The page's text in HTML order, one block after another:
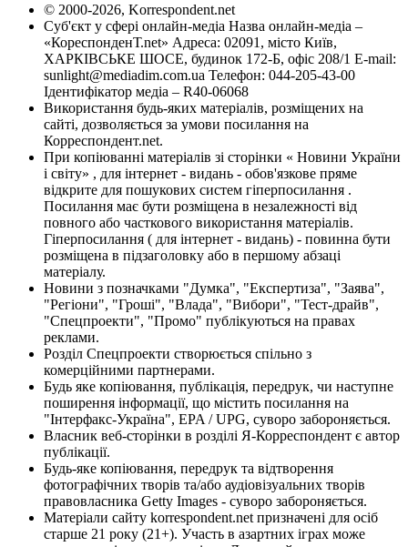
© 2000-2026, Korrespondent.net
Суб'єкт у сфері онлайн-медіа Назва онлайн-медіа –
«КореспонденТ.net» Адреса: 02091, місто Київ,
ХАРКІВСЬКЕ ШОСЕ, будинок 172-Б, офіс 208/1 E-mail:
sunlight@mediadim.com.ua Телефон: 044-205-43-00
Ідентифікатор медіа – R40-06068
Використання будь-яких матеріалів, розміщених на
сайті, дозволяється за умови посилання на
Корреспондент.net.
При копіюванні матеріалів зі сторінки « Новини України
і світу» , для інтернет - видань - обов'язкове пряме
відкрите для пошукових систем гіперпосилання .
Посилання має бути розміщена в незалежності від
повного або часткового використання матеріалів.
Гіперпосилання ( для інтернет - видань) - повинна бути
розміщена в підзаголовку або в першому абзаці
матеріалу.
Новини з позначками "Думка", "Експертиза", "Заява",
"Регіони", "Гроші", "Влада", "Вибори", "Тест-драйв",
"Спецпроекти", "Промо" публікуються на правах
реклами.
Розділ Спецпроекти створюється спільно з
комерційними партнерами.
Будь яке копіювання, публікація, передрук, чи наступне
поширення інформації, що містить посилання на
"Інтерфакс-Україна", EPA / UPG, суворо забороняється.
Власник веб-сторінки в розділі Я-Корреспондент є автор
публікації.
Будь-яке копіювання, передрук та відтворення
фотографічних творів та/або аудіовізуальних творів
правовласника Getty Images - суворо забороняється.
Матеріали сайту korrespondent.net призначені для осіб
старше 21 року (21+). Участь в азартних іграх може